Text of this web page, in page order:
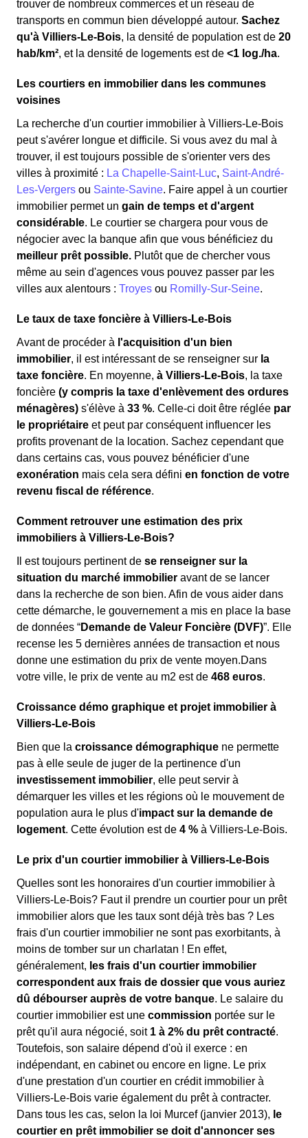
trouver de nombreux commerces et un réseau de
transports en commun bien développé autour. Sachez
qu'à Villiers-Le-Bois, la densité de population est de 20
hab/km², et la densité de logements est de <1 log./ha.
Les courtiers en immobilier dans les communes
voisines
La recherche d'un courtier immobilier à Villiers-Le-Bois
peut s'avérer longue et difficile. Si vous avez du mal à
trouver, il est toujours possible de s'orienter vers des
villes à proximité : La Chapelle-Saint-Luc, Saint-André-
Les-Vergers ou Sainte-Savine. Faire appel à un courtier
immobilier permet un gain de temps et d'argent
considérable. Le courtier se chargera pour vous de
négocier avec la banque afin que vous bénéficiez du
meilleur prêt possible. Plutôt que de chercher vous
même au sein d'agences vous pouvez passer par les
villes aux alentours : Troyes ou Romilly-Sur-Seine.
Le taux de taxe foncière à Villiers-Le-Bois
Avant de procéder à l'acquisition d'un bien
immobilier, il est intéressant de se renseigner sur la
taxe foncière. En moyenne, à Villiers-Le-Bois, la taxe
foncière (y compris la taxe d'enlèvement des ordures
ménagères) s'élève à 33 %. Celle-ci doit être réglée par
le propriétaire et peut par conséquent influencer les
profits provenant de la location. Sachez cependant que
dans certains cas, vous pouvez bénéficier d'une
exonération mais cela sera défini en fonction de votre
revenu fiscal de référence.
Comment retrouver une estimation des prix
immobiliers à Villiers-Le-Bois?
Il est toujours pertinent de se renseigner sur la
situation du marché immobilier avant de se lancer
dans la recherche de son bien. Afin de vous aider dans
cette démarche, le gouvernement a mis en place la base
de données “Demande de Valeur Foncière (DVF)”. Elle
recense les 5 dernières années de transaction et nous
donne une estimation du prix de vente moyen.Dans
votre ville, le prix de vente au m2 est de 468 euros.
Croissance démo graphique et projet immobilier à
Villiers-Le-Bois
Bien que la croissance démographique ne permette
pas à elle seule de juger de la pertinence d'un
investissement immobilier, elle peut servir à
démarquer les villes et les régions où le mouvement de
population aura le plus d'impact sur la demande de
logement. Cette évolution est de 4 % à Villiers-Le-Bois.
Le prix d'un courtier immobilier à Villiers-Le-Bois
Quelles sont les honoraires d'un courtier immobilier à
Villiers-Le-Bois? Faut il prendre un courtier pour un prêt
immobilier alors que les taux sont déjà très bas ? Les
frais d'un courtier immobilier ne sont pas exorbitants, à
moins de tomber sur un charlatan ! En effet,
généralement, les frais d'un courtier immobilier
correspondent aux frais de dossier que vous auriez
dû débourser auprès de votre banque. Le salaire du
courtier immobilier est une commission portée sur le
prêt qu'il aura négocié, soit 1 à 2% du prêt contracté.
Toutefois, son salaire dépend d'où il exerce : en
indépendant, en cabinet ou encore en ligne. Le prix
d'une prestation d'un courtier en crédit immobilier à
Villiers-Le-Bois varie également du prêt à contracter.
Dans tous les cas, selon la loi Murcef (janvier 2013), le
courtier en prêt immobilier se doit d'annoncer ses